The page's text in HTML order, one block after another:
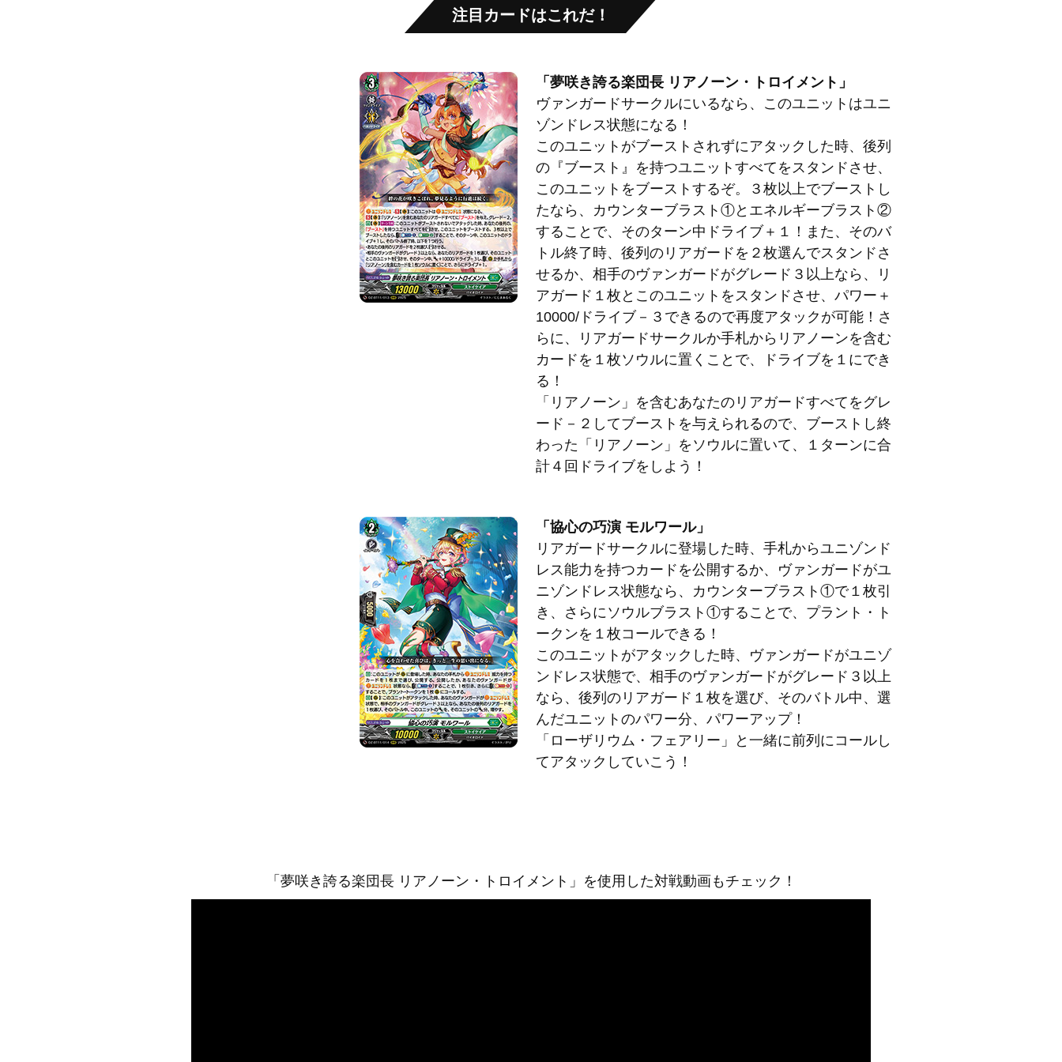
注目カードはこれだ！
「夢咲き誇る楽団長 リアノーン・トロイメント」
ヴァンガードサークルにいるなら、このユニットはユニ
ゾンドレス状態になる！
このユニットがブーストされずにアタックした時、後列
の『ブースト』を持つユニットすべてをスタンドさせ、
このユニットをブーストするぞ。３枚以上でブーストし
たなら、カウンターブラスト①とエネルギーブラスト②
することで、そのターン中ドライブ＋１！また、そのバ
トル終了時、後列のリアガードを２枚選んでスタンドさ
せるか、相手のヴァンガードがグレード３以上なら、リ
アガード１枚とこのユニットをスタンドさせ、パワー＋
10000/ドライブ－３できるので再度アタックが可能！さ
らに、リアガードサークルか手札からリアノーンを含む
カードを１枚ソウルに置くことで、ドライブを１にでき
る！
「リアノーン」を含むあなたのリアガードすべてをグレ
ード－２してブーストを与えられるので、ブーストし終
わった「リアノーン」をソウルに置いて、１ターンに合
計４回ドライブをしよう！
「協心の巧演 モルワール」
リアガードサークルに登場した時、手札からユニゾンド
レス能力を持つカードを公開するか、ヴァンガードがユ
ニゾンドレス状態なら、カウンターブラスト①で１枚引
き、さらにソウルブラスト①することで、プラント・ト
ークンを１枚コールできる！
このユニットがアタックした時、ヴァンガードがユニゾ
ンドレス状態で、相手のヴァンガードがグレード３以上
なら、後列のリアガード１枚を選び、そのバトル中、選
んだユニットのパワー分、パワーアップ！
「ローザリウム・フェアリー」と一緒に前列にコールし
てアタックしていこう！
「夢咲き誇る楽団長 リアノーン・トロイメント」を使用した対戦動画もチェック！